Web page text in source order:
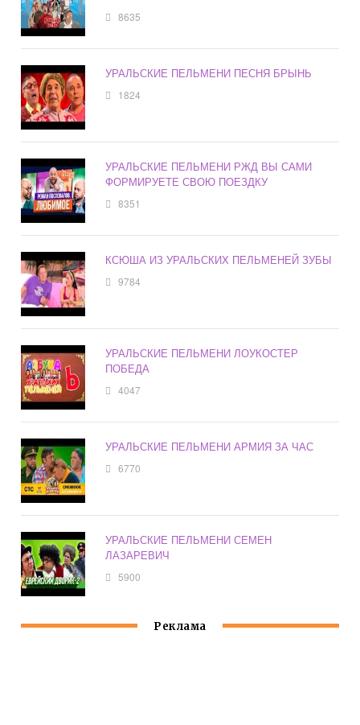
8635
УРАЛЬСКИЕ ПЕЛЬМЕНИ ПЕСНЯ БРЫНЬ
1824
УРАЛЬСКИЕ ПЕЛЬМЕНИ РЖД ВЫ САМИ
ФОРМИРУЕТЕ СВОЮ ПОЕЗДКУ
8351
КСЮША ИЗ УРАЛЬСКИХ ПЕЛЬМЕНЕЙ ЗУБЫ
9784
УРАЛЬСКИЕ ПЕЛЬМЕНИ ЛОУКОСТЕР
ПОБЕДА
4047
УРАЛЬСКИЕ ПЕЛЬМЕНИ АРМИЯ ЗА ЧАС
6770
УРАЛЬСКИЕ ПЕЛЬМЕНИ СЕМЕН
ЛАЗАРЕВИЧ
5900
Реклама